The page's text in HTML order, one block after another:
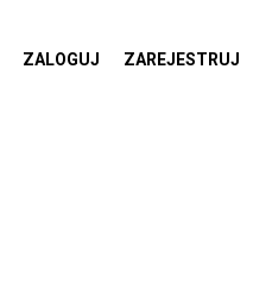
ZALOGUJ ZAREJESTRUJ